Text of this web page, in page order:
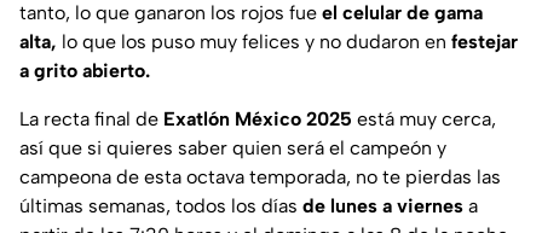
tanto, lo que ganaron los rojos fue el celular de gama
alta, lo que los puso muy felices y no dudaron en festejar
a grito abierto.
La recta final de Exatlón México 2025 está muy cerca,
así que si quieres saber quien será el campeón y
campeona de esta octava temporada, no te pierdas las
últimas semanas, todos los días de lunes a viernes a